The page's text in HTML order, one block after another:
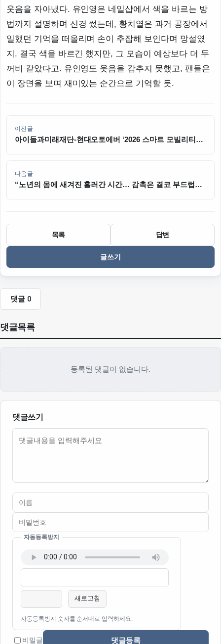
웃음을 자아냈다. 유인영은 네일샵에서 색을 바르는 방
법까지 설명하며 신경 썼는데, 황치열은 과거 공장에서
일했던 기억을 떠올리며 손이 추잡해 보인다며 망설였
지. 결국 색을 바르긴 했지만, 그 모습이 예상보다 더 두
꺼비 같았다고. 유인영도 웃음을 감추지 못했고, 팬들은
이 장면을 보며 재미있는 순간으로 기억할 듯.
이전글
아이들과미래재단-현대오토에버 ‘2026 스마트 모빌리티
다음글
“노년의 몸에 새겨진 흘러간 시간… 감촉은 결코 부드럽진
목록 답변
글쓰기
댓글0
댓글목록
등록된 댓글이 없습니다.
댓글쓰기
이름필수
비밀번호필수
자동등록방지
새로고침
자동등록방지 숫자를 순서대로 입력하세요.
비밀글 댓글등록